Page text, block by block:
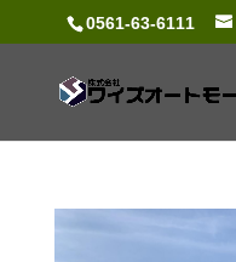
0561-63-6111